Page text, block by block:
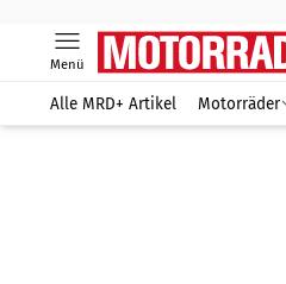
Menü
Alle MRD+ Artikel Motorräder